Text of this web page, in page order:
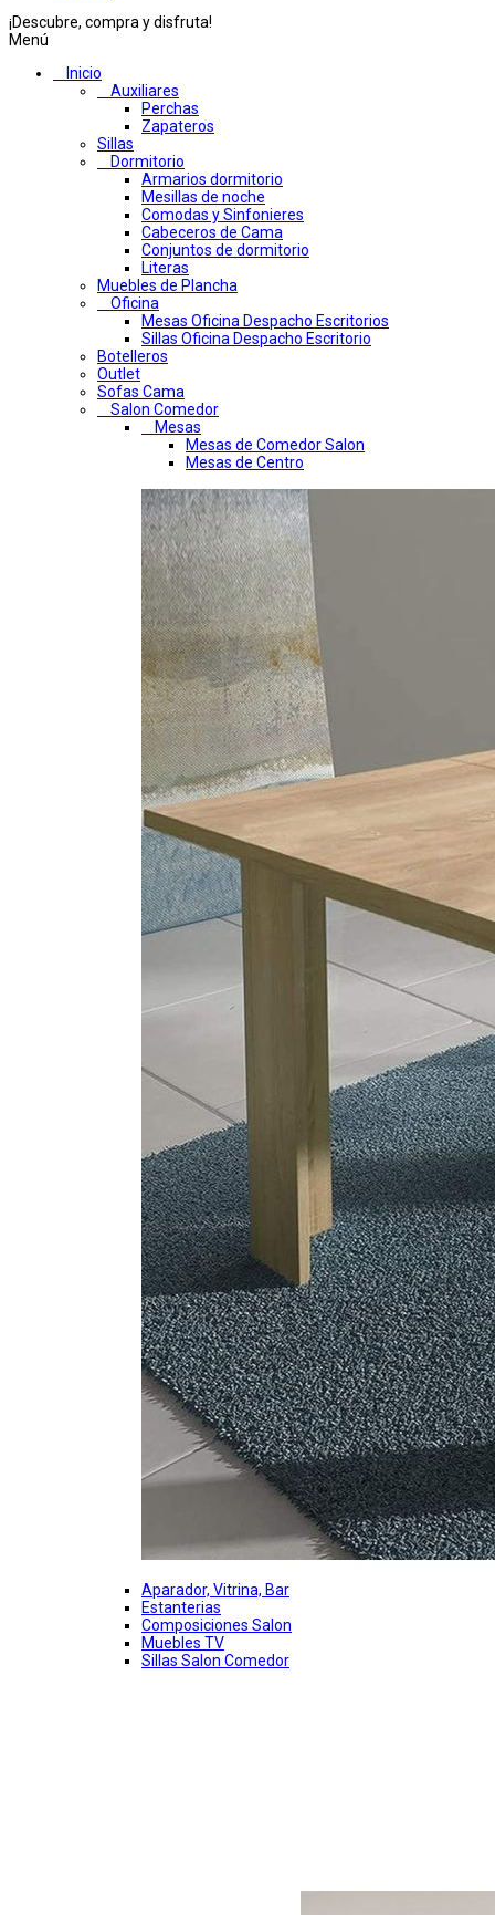
¡Descubre, compra y disfruta!
Menú
Inicio
Auxiliares
Perchas
Zapateros
Sillas
Dormitorio
Armarios dormitorio
Mesillas de noche
Comodas y Sinfonieres
Cabeceros de Cama
Conjuntos de dormitorio
Literas
Muebles de Plancha
Oficina
Mesas Oficina Despacho Escritorios
Sillas Oficina Despacho Escritorio
Botelleros
Outlet
Sofas Cama
Salon Comedor
Mesas
Mesas de Comedor Salon
Mesas de Centro
Aparador, Vitrina, Bar
Estanterias
Composiciones Salon
Muebles TV
Sillas Salon Comedor